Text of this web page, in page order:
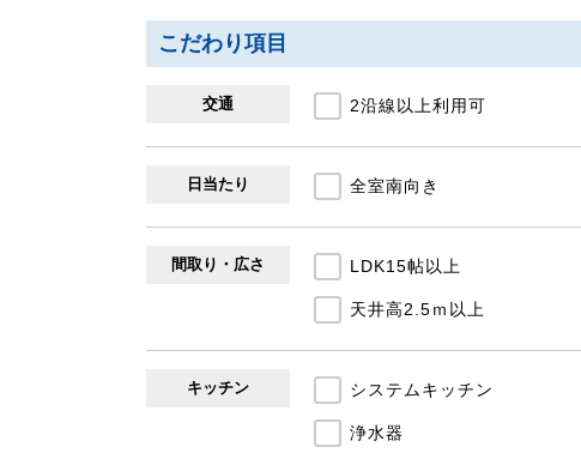
こだわり項目
交通 2沿線以上利用可
日当たり 全室南向き
間取り・広さ LDK15帖以上
天井高2.5ｍ以上
キッチン システムキッチン
浄水器